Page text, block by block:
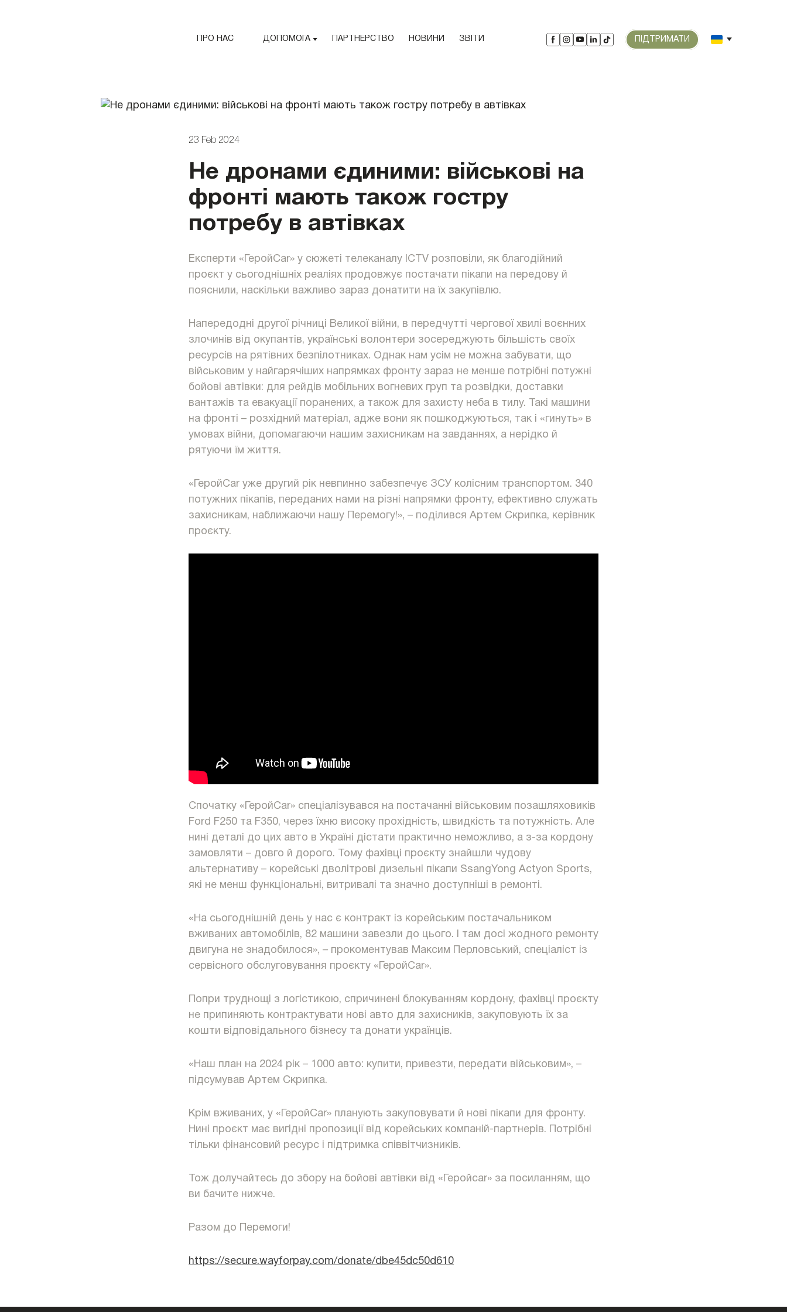
ПРО НАС ДОПОМОГА ПАРТНЕРСТВО НОВИНИ ЗВІТИ ПІДТРИМАТИ
23 Feb 2024
Не дронами єдиними: військові на
фронті мають також гостру
потребу в автівках
Експерти «ГеройСar» у сюжеті телеканалу ICTV розповіли, як благодійний
проєкт у сьогоднішніх реаліях продовжує постачати пікапи на передову й
пояснили, наскільки важливо зараз донатити на їх закупівлю.
Напередодні другої річниці Великої війни, в передчутті чергової хвилі воєнних
злочинів від окупантів, українські волонтери зосереджують більшість своїх
ресурсів на рятівних безпілотниках. Однак нам усім не можна забувати, що
військовим у найгарячіших напрямках фронту зараз не менше потрібні потужні
бойові автівки: для рейдів мобільних вогневих груп та розвідки, доставки
вантажів та евакуації поранених, а також для захисту неба в тилу. Такі машини
на фронті – розхідний матеріал, адже вони як пошкоджуються, так і «гинуть» в
умовах війни, допомагаючи нашим захисникам на завданнях, а нерідко й
рятуючи їм життя.
«ГеройСar уже другий рік невпинно забезпечує ЗСУ колісним транспортом. 340
потужних пікапів, переданих нами на різні напрямки фронту, ефективно cлужать
захисникам, наближаючи нашу Перемогу!», – поділився Артем Скрипка, керівник
проєкту.
Спочатку «ГеройСar» спеціалізувався на постачанні військовим позашляховиків
Ford F250 та F350, через їхню високу прохідність, швидкість та потужність. Але
нині деталі до цих авто в Україні дістати практично неможливо, а з-за кордону
замовляти – довго й дорого. Тому фахівці проєкту знайшли чудову
альтернативу – корейські дволітрові дизельні пікапи SsangYong Actyon Sports,
які не менш функціональні, витривалі та значно доступніші в ремонті.
«На сьогоднішній день у нас є контракт із корейським постачальником
вживаних автомобілів, 82 машини завезли до цього. І там досі жодного ремонту
двигуна не знадобилося», – прокоментував Максим Перловський, спеціаліст із
сервісного обслуговування проєкту «ГеройCar».
Попри труднощі з логістикою, спричинені блокуванням кордону, фахівці проєкту
не припиняють контрактувати нові авто для захисників, закуповують їх за
кошти відповідального бізнесу та донати українців.
«Наш план на 2024 рік – 1000 авто: купити, привезти, передати військовим», –
підсумував Артем Скрипка.
Крім вживаних, у «ГеройCar» планують закуповувати й нові пікапи для фронту.
Нині проєкт має вигідні пропозиції від корейських компаній-партнерів. Потрібні
тільки фінансовий ресурс і підтримка співвітчизників.
Тож долучайтесь до збору на бойові автівки від «Геройcar» за посиланням, що
ви бачите нижче.
Разом до Перемоги!
https://secure.wayforpay.com/donate/dbe45dc50d610